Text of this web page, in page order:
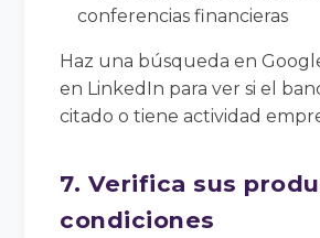
conferencias financieras
Haz una búsqueda en
en LinkedIn para ver si el
citado o tiene actividad
7. Verifica sus
condiciones